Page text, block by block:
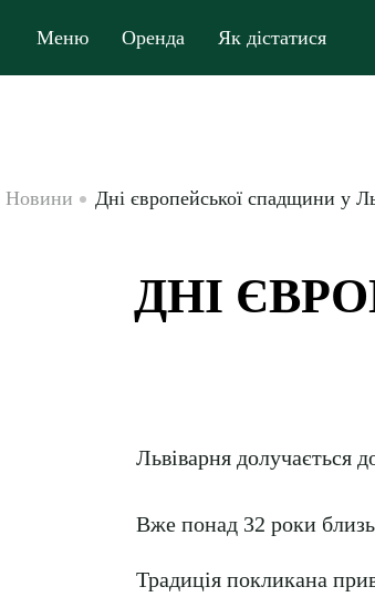
Меню Оренда Як дістатися
Новини Дні європейської спадщини у
ДНІ
Львіварня долучається
Вже понад 32 роки
Традиція покликана